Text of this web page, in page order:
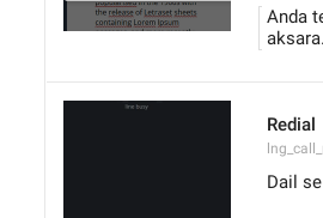
Anda
Redial
Dail